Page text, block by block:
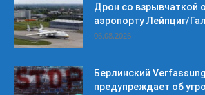
Дрон со взрывчаткой
аэропорту Лейпциг/
06.08.2026
Берлинский
предупреждает об